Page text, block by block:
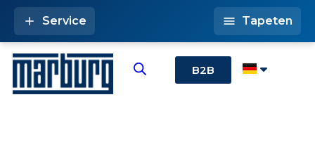
B2B
Service Tapeten